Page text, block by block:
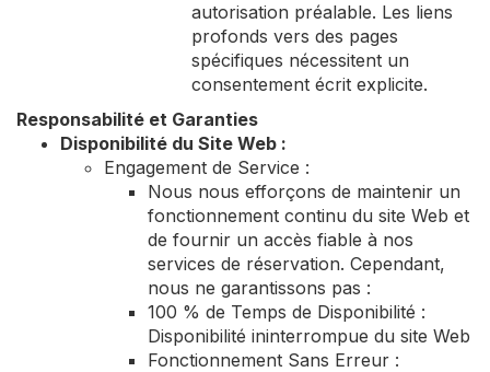
autorisation préalable. Les liens
profonds vers des pages
spécifiques nécessitent un
consentement écrit explicite.
Responsabilité et Garanties
Disponibilité du Site Web :
Engagement de Service :
Nous nous efforçons de maintenir un
fonctionnement continu du site Web et
de fournir un accès fiable à nos
services de réservation. Cependant,
nous ne garantissons pas :
100 % de Temps de Disponibilité :
Disponibilité ininterrompue du site Web
Fonctionnement Sans Erreur :